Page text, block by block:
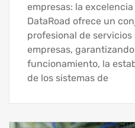
empresas: la excelencia
DataRoad ofrece un
profesional de
empresas,
funcionamiento, la
de los sistemas de